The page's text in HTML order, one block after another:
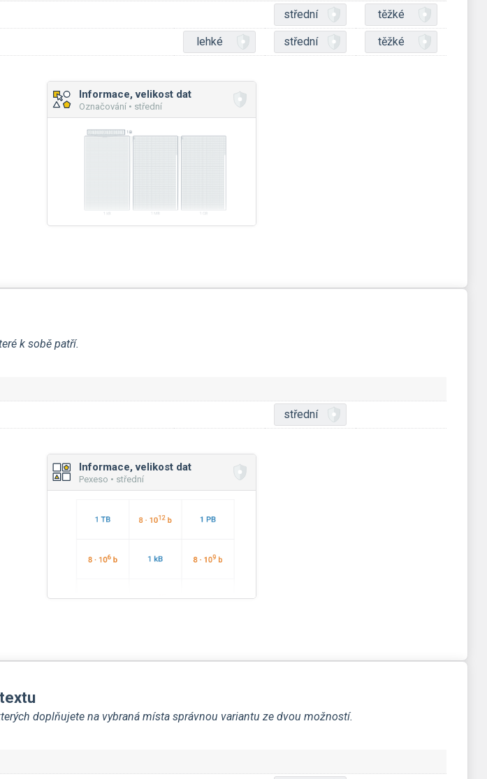
střední těžké
lehké střední těžké
Informace, velikost dat
Označování • střední
k sobě patří.
střední
Informace, velikost dat
Pexeso • střední
doplňujete na vybraná místa správnou variantu ze dvou možností.